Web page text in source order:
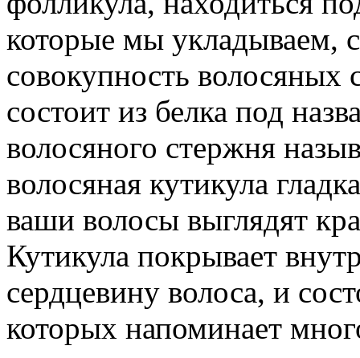
которые мы укладываем,
совокупность
состоит из белка под
волосяного стержня
волосяная кутикула
ваши волосы выглядят
Кутикула покрывает
сердцевину волоса, и
которых напоминает